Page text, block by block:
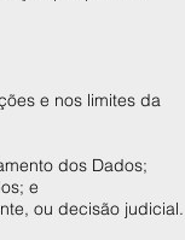
e nos limites da
dos Dados;
e
ou decisão judicial.